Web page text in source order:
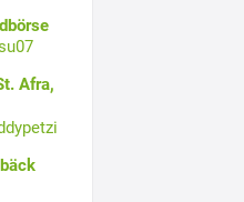
Afra,